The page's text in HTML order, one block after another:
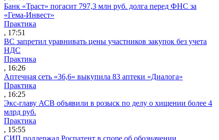
Банк «Траст» погасит 797,3 млн руб. долга перед ФНС за
«Гема-Инвест»
Практика
, 17:51
ВС запретил уравнивать цены участников закупок без учета
НДС
Практика
, 16:26
Аптечная сеть «36,6» выкупила 83 аптеки «Диалога»
Практика
, 16:25
Экс-главу АСВ объявили в розыск по делу о хищении более 4
млрд руб.
Практика
, 15:55
СИП поддержал Роспатент в споре об обозначении